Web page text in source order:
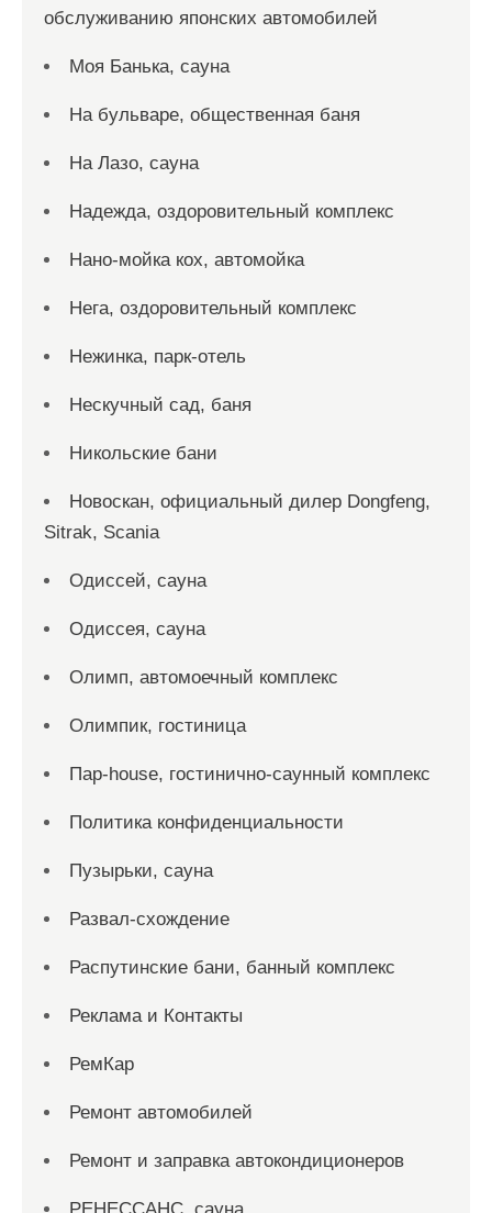
обслуживанию японских автомобилей
Моя Банька, сауна
На бульваре, общественная баня
На Лазо, сауна
Надежда, оздоровительный комплекс
Нано-мойка кох, автомойка
Нега, оздоровительный комплекс
Нежинка, парк-отель
Нескучный сад, баня
Никольские бани
Новоcкан, официальный дилер Dongfeng,
Sitrak, Scania
Одиссей, сауна
Одиссея, сауна
Олимп, автомоечный комплекс
Олимпик, гостиница
Пар-house, гостинично-саунный комплекс
Политика конфиденциальности
Пузырьки, сауна
Развал-схождение
Распутинские бани, банный комплекс
Реклама и Контакты
РемКар
Ремонт автомобилей
Ремонт и заправка автокондиционеров